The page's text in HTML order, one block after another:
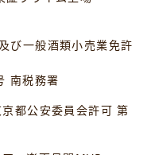
一般酒類小売業免許
務署
安委員会許可 第